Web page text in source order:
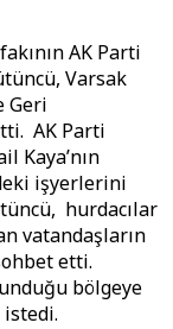
AK Parti
Varsak
Geri
AK Parti
Kaya’nın
işyerlerini
hurdacılar
vatandaşların
etti.
bölgeye
istedi.